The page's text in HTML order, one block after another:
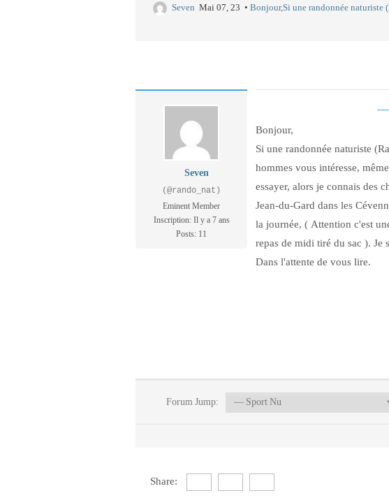
Seven Mai 07, 23 •Bonjour,Si une randonnée naturiste
Seven
(@rando_nat)
Eminent Member
Inscription: Il y a 7 ans
Posts: 11
Bonjour,
Si une randonnée naturiste
hommes vous intéresse,
essayer, alors je connais des
Jean-du-Gard dans les
la journée, ( Attention c'est
repas de midi tiré du sac ).
Dans l'attente de vous lire.
Forum Jump:
Share: